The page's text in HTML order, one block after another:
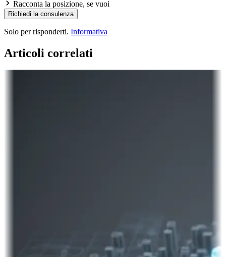
Racconta la posizione, se vuoi
Richiedi la consulenza
Solo per risponderti. Informativa
Articoli correlati